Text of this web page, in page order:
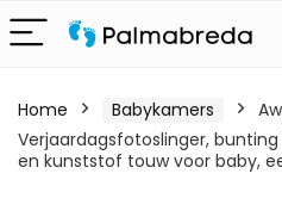
Home Babykamers
Verjaardagsfotoslinger,
en kunststof touw voor baby,